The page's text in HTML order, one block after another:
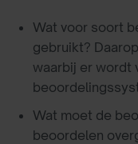
Wat voor soort
gebruikt?
waarbij er wordt
Wat moet de
beoordelen